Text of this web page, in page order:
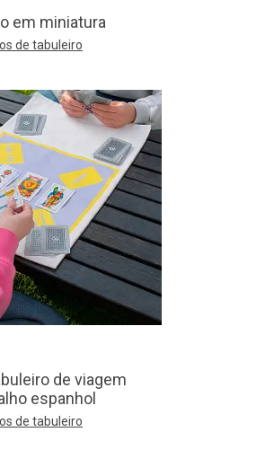
em miniatura
de tabuleiro
de viagem
espanhol
de tabuleiro